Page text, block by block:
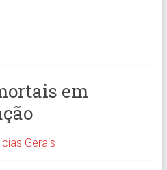
em
Gerais